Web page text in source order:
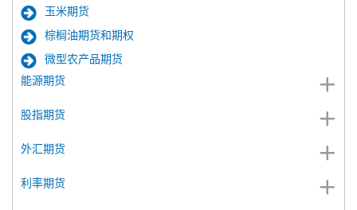
玉米期货
棕榈油期货和期权
微型农产品期货
能源期货
股指期货
外汇期货
利率期货